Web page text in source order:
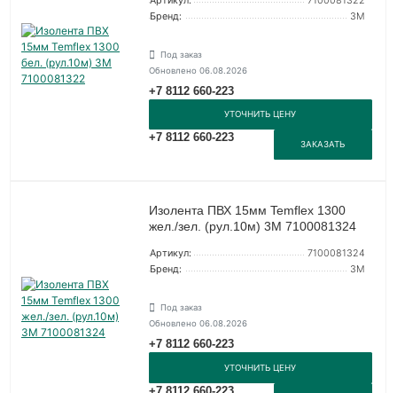
Бренд:
3М
Под заказ
Обновлено 06.08.2026
+7 8112 660-223
УТОЧНИТЬ ЦЕНУ
+7 8112 660-223
ЗАКАЗАТЬ
Изолента ПВХ 15мм Temflex 1300
жел./зел. (рул.10м) 3М 7100081324
Артикул:
7100081324
Бренд:
3М
Под заказ
Обновлено 06.08.2026
+7 8112 660-223
УТОЧНИТЬ ЦЕНУ